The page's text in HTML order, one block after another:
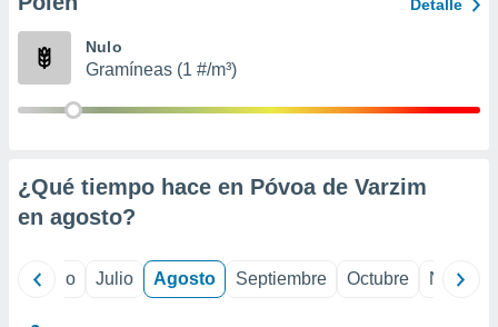
mediante
publicidad
Detalle
Nulo
Gramíneas (1 #/m³)
¿Qué tiempo hace en Póvoa de Varzim
en agosto?
Junio Julio Agosto Septiembre Octubre